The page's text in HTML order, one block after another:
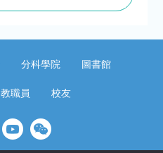
分科學院 圖書館
教職員 校友